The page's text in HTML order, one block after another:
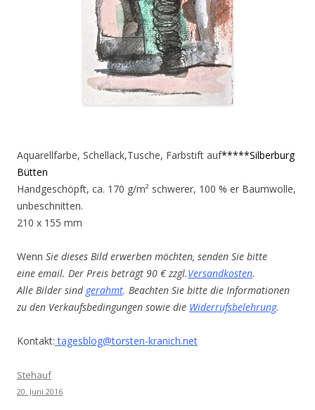
Aquarellfarbe, Schellack,Tusche, Farbstift auf*****Silberburg
Bütten
Handgeschöpft, ca. 170 g/m² schwerer, 100 % er Baumwolle,
unbeschnitten.
210 x 155 mm
Wenn Sie dieses Bild erwerben möchten, senden Sie bitte
eine email. Der Preis beträgt 90 € zzgl.Versandkosten.
Alle Bilder sind gerahmt. Beachten Sie bitte die Informationen
zu den Verkaufsbedingungen sowie die Widerrufsbelehrung.
Kontakt: tagesblog@torsten-kranich.net
Stehauf
20. Juni 2016